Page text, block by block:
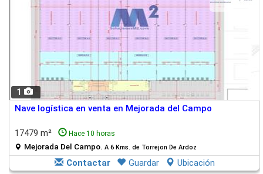
1
Nave logística en venta en Mejorada del Campo
17479 m² Hace 10 horas
Mejorada Del Campo. A 6 Kms. de Torrejon De Ardoz
Contactar Guardar Ubicación